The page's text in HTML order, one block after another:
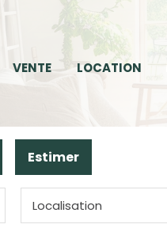
VENTE LOCATION
Estimer
Localisation